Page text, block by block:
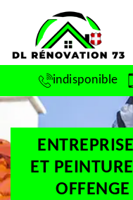
indisponible
ET